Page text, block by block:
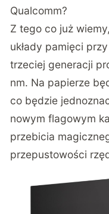
Qualcomm?
Z tego co już
układy pamięci
trzeciej generacji
nm. Na papierze
co będzie
nowym flagowym
przebicia
przepustowości